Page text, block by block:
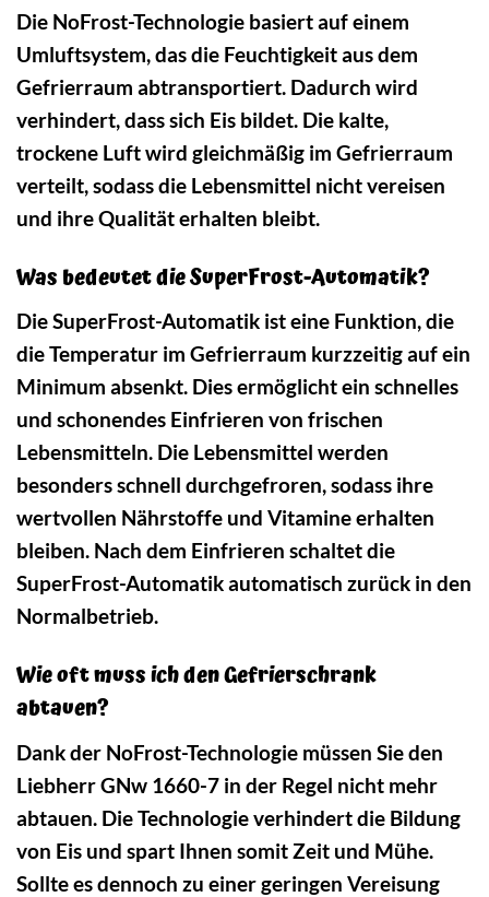
Die NoFrost-Technologie basiert auf einem
Umluftsystem, das die Feuchtigkeit aus dem
Gefrierraum abtransportiert. Dadurch wird
verhindert, dass sich Eis bildet. Die kalte,
trockene Luft wird gleichmäßig im Gefrierraum
verteilt, sodass die Lebensmittel nicht vereisen
und ihre Qualität erhalten bleibt.
Was bedeutet die SuperFrost-Automatik?
Die SuperFrost-Automatik ist eine Funktion, die
die Temperatur im Gefrierraum kurzzeitig auf ein
Minimum absenkt. Dies ermöglicht ein schnelles
und schonendes Einfrieren von frischen
Lebensmitteln. Die Lebensmittel werden
besonders schnell durchgefroren, sodass ihre
wertvollen Nährstoffe und Vitamine erhalten
bleiben. Nach dem Einfrieren schaltet die
SuperFrost-Automatik automatisch zurück in den
Normalbetrieb.
Wie oft muss ich den Gefrierschrank
abtauen?
Dank der NoFrost-Technologie müssen Sie den
Liebherr GNw 1660-7 in der Regel nicht mehr
abtauen. Die Technologie verhindert die Bildung
von Eis und spart Ihnen somit Zeit und Mühe.
Sollte es dennoch zu einer geringen Vereisung